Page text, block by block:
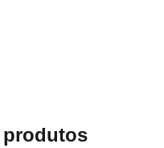
produtos